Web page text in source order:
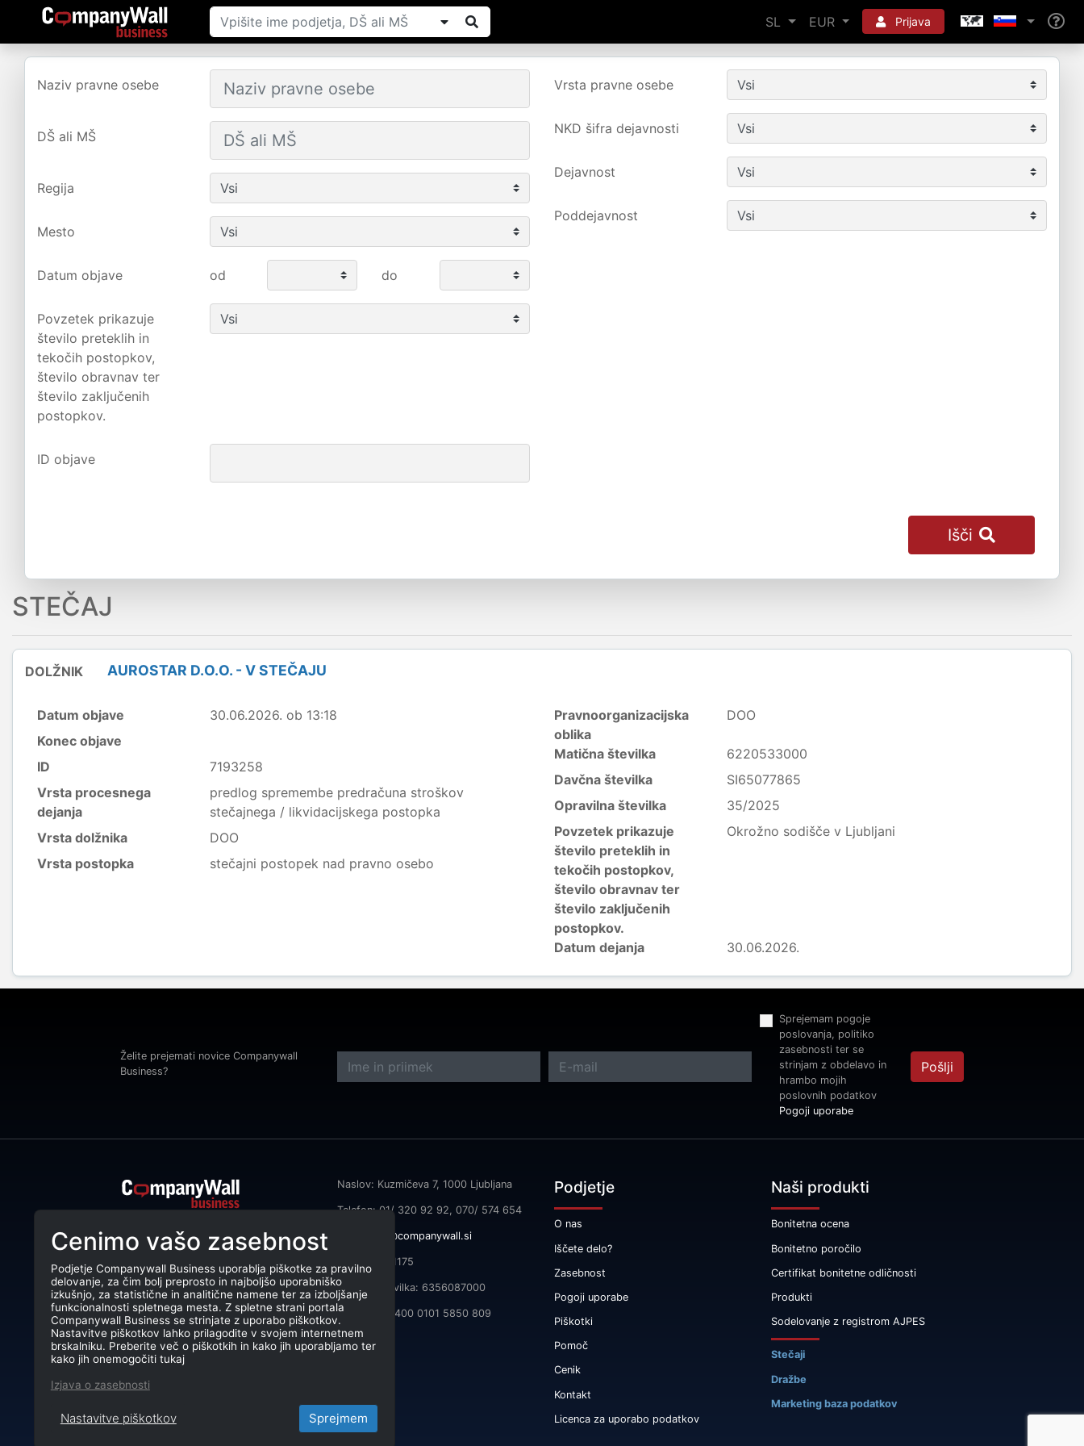
SL EUR Prijava
Naziv pravne osebe
DŠ ali MŠ
Regija
Mesto
Vrsta pravne osebe
NKD šifra dejavnosti
Dejavnost
Poddejavnost
Datum objave od do
Povzetek prikazuje
število preteklih in
tekočih postopkov,
število obravnav ter
število zaključenih
postopkov.
ID objave
Išči
STEČAJ
DOLŽNIK AUROSTAR D.O.O. - V STEČAJU
Datum objave
30.06.2026. ob 13:18
Konec objave
ID
7193258
Vrsta procesnega
dejanja
predlog spremembe predračuna stroškov
stečajnega / likvidacijskega postopka
Vrsta dolžnika
DOO
Vrsta postopka
stečajni postopek nad pravno osebo
Pravnoorganizacijska
oblika
DOO
Matična številka
6220533000
Davčna številka
SI65077865
Opravilna številka
35/2025
Povzetek prikazuje
število preteklih in
tekočih postopkov,
število obravnav ter
število zaključenih
postopkov.
Okrožno sodišče v Ljubljani
Datum dejanja 30.06.2026.
Želite prejemati novice Companywall
Business?
Sprejemam pogoje
poslovanja, politiko
zasebnosti ter se
strinjam z obdelavo in
hrambo mojih
poslovnih podatkov
Pogoji uporabe
Pošlji
podjetjem pomaga izboljšati
poslovanje z iskanjem in povezovanjem
strank.
CompanyWall Business © 2026
Naslov: Kuzmičeva 7, 1000 Ljubljana
Telefon: 01/ 320 92 92, 070/ 574 654
info@companywall.si
DŠ: SI55591175
Matična številka: 6356087000
TRR: SI56 3400 0101 5850 809
Podjetje
O nas
Iščete delo?
Zasebnost
Pogoji uporabe
Piškotki
Pomoč
Cenik
Kontakt
Licenca za uporabo podatkov
Naši produkti
Bonitetna ocena
Bonitetno poročilo
Certifikat bonitetne odličnosti
Produkti
Sodelovanje z registrom AJPES
Stečaji
Dražbe
Marketing baza podatkov
Cenimo vašo zasebnost
Podjetje Companywall Business uporablja piškotke za pravilno
delovanje, za čim bolj preprosto in najboljšo uporabniško
izkušnjo, za statistične in analitične namene ter za izboljšanje
funkcionalnosti spletnega mesta. Z spletne strani portala
Companywall Business se strinjate z uporabo piškotkov.
Nastavitve piškotkov lahko prilagodite v svojem internetnem
brskalniku. Preberite več o piškotkih in kako jih uporabljamo ter
kako jih onemogočiti tukaj
Izjava o zasebnosti
Nastavitve piškotkov Sprejmem